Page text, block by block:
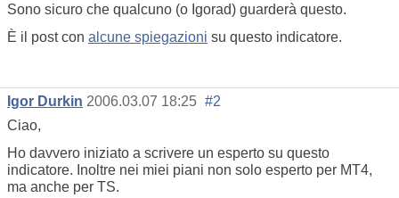
Sono sicuro che qualcuno (o Igorad) guarderà questo.
È il post con alcune spiegazioni su questo indicatore.
Igor Durkin 2006.03.07 18:25 #2
Ciao,
Ho davvero iniziato a scrivere un esperto su questo
indicatore. Inoltre nei miei piani non solo esperto per MT4,
ma anche per TS.